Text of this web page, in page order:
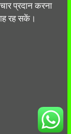
प्रदान करना
रह सकें।